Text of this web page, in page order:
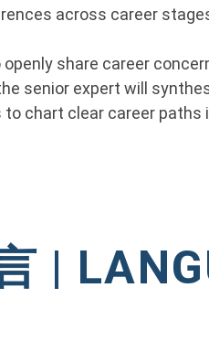
across career
share career
senior expert will
chart clear career paths
|